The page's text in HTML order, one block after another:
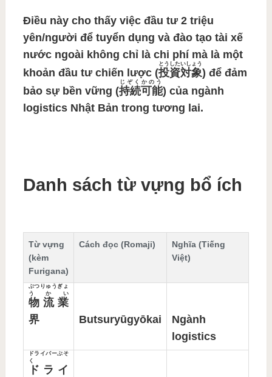
Điều này cho thấy việc đầu tư 2 triệu
yên/người để tuyển dụng và đào tạo tài xế
nước ngoài không chỉ là chi phí mà là một
khoản đầu tư chiến lược (投資対象
とうしたいしょう
) để đảm
bảo sự bền vững (持続可能
じぞくかのう
) của ngành
logistics Nhật Bản trong tương lai.
Danh sách từ vựng bổ ích
Từ vựng
(kèm
Furigana)
Cách đọc (Romaji)
Nghĩa (Tiếng
Việt)
物流業
界
ぶつりゅうぎょ
うかい
Butsuryūgyōkai
Ngành
logistics
ドライ
ドライバーぶそ
く